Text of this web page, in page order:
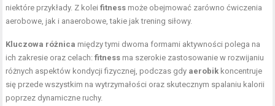
niektóre przykłady. Z koleifitness może obejmować zarówno ćwiczenia
aerobowe, jak i anaerobowe, takie jaktrening siłowy.
Kluczowa różnica między tymi dwoma formami aktywności polega na
ich zakresie oraz celach:fitness ma szerokie zastosowanie w rozwijaniu
różnych aspektów kondycji fizycznej, podczas gdy aerobik koncentruje
się przede wszystkim na wytrzymałości oraz skutecznym spalaniu kalorii
poprzez dynamiczne ruchy.